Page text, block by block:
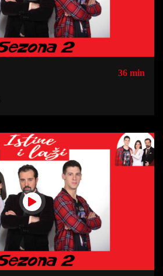
36 min